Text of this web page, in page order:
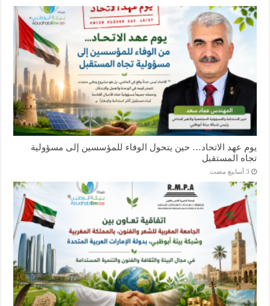
يوم عهد الاتحاد… حين يتحول الوفاء للمؤسسين إلى مسؤولية
تجاه المستقبل